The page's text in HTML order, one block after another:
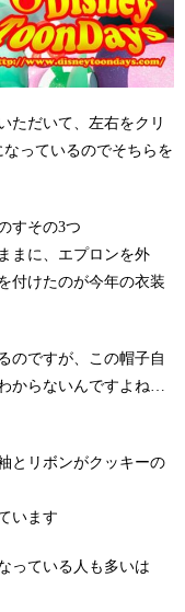
ただいて、左右をクリ
っているのでそちらを
すその3つ
まに、エプロンを外
付けたのが今年の衣装
のですが、この帽子自
からないんですよね…
とリボンがクッキーの
います
っている人も多いは